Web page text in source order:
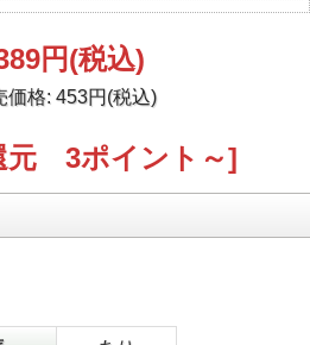
円(税込)
価格: 453円(税込)
元 3ポイント～]